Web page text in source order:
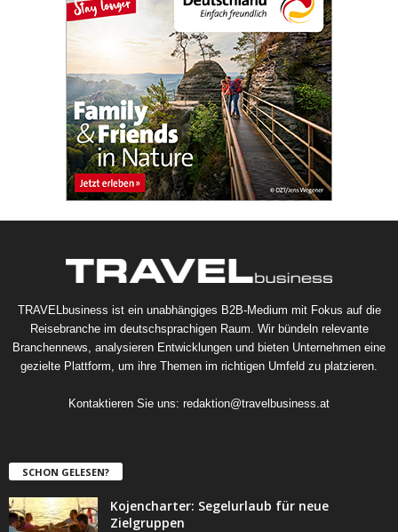
TRAVELbusiness ist ein unabhängiges B2B-Medium mit Fokus auf die
Reisebranche im deutschsprachigen Raum. Wir bündeln relevante
Branchennews, analysieren Entwicklungen und bieten Unternehmen eine
gezielte Plattform, um ihre Themen im richtigen Umfeld zu platzieren.
Kontaktieren Sie uns: redaktion@travelbusiness.at
SCHON GELESEN?
Kojencharter: Segelurlaub für neue
Zielgruppen